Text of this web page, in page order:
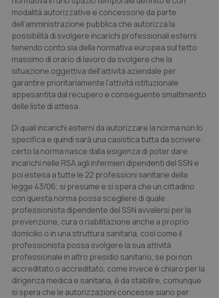
modalità autorizzative e concessorie da parte
dell’amministrazione pubblica che autorizza la
possibilità di svolgere incarichi professionali esterni
tenendo conto sia della normativa europea sul tetto
massimo di orario di lavoro da svolgere che la
situazione oggettiva dell’attività aziendale per
garantire prioritariamente l’attività istituzionale
appesantita dal recupero e conseguente smaltimento
delle liste di attesa.
Di quali incarichi esterni da autorizzare la norma non lo
specifica e quindi sarà una casistica tutta da scrivere:
certo la norma nasce dalla esigenza di poter dare
incarichi nelle RSA agli infermieri dipendenti del SSN e
poi estesa a tutte le 22 professioni sanitarie della
legge 43/06; si presume e si spera che un cittadino
con questa norma possa scegliere di quale
professionista dipendente del SSN avvalersi per la
prevenzione, cura o riabilitazione anche a proprio
domicilio o in una struttura sanitaria, così come il
professionista possa svolgere la sua attività
professionale in altro presidio sanitario, se poi non
accreditato o accreditato, come invece è chiaro per la
dirigenza medica e sanitaria, è da stabilire, comunque
si spera che le autorizzazioni concesse siano per